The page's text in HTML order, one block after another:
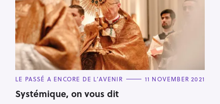
C
T
E
LE PASSÉ A ENCORE DE L’AVENIR 11 NOVEMBER 2021
Systémique, on vous dit